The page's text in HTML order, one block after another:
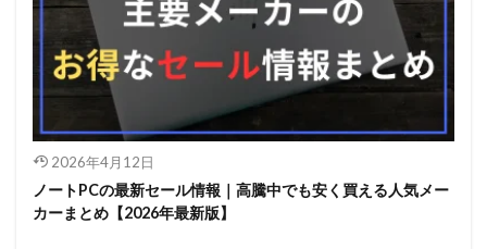
2026年4月12日
ノートPCの最新セール情報｜高騰中でも安く買える人気メー
カーまとめ【2026年最新版】